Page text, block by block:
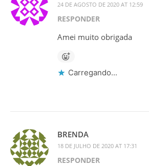
24 DE AGOSTO DE 2020 AT 12:59
RESPONDER
Amei muito obrigada
Carregando...
BRENDA
18 DE JULHO DE 2020 AT 17:31
RESPONDER